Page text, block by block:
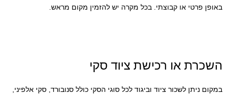
באופן פרטי או קבוצתי. בכל מקרה יש להזמין מקום מראש.
השכרת או רכישת ציוד סקי
במקום ניתן לשכור ציוד וביגוד לכל סוגי הסקי כולל סנובורד, סקי אלפיני,